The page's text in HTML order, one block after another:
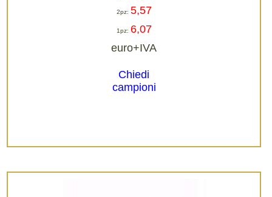
2pz: 5,57
1pz: 6,07
euro+IVA
Chiedi
campioni